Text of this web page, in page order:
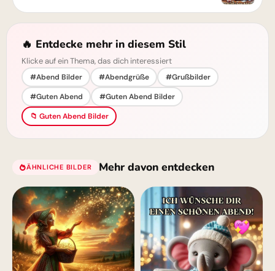
🔥 Entdecke mehr in diesem Stil
Klicke auf ein Thema, das dich interessiert
#Abend Bilder #Abendgrüße
#Grußbilder
#Guten Abend
#Guten Abend Bilder
📁 Guten Abend Bilder
ÄHNLICHE BILDER Mehr davon entdecken